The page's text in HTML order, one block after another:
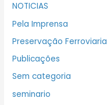
NOTICIAS
Pela Imprensa
Preservação Ferroviaria
Publicações
Sem categoria
seminario